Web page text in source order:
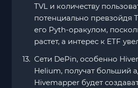
TVL и количеству
потенциально превзойдя
его Pyth-оракулом,
растет, а интерес к ETF
Сети DePin, особенно
Helium, получат больший
Hivemapper будет